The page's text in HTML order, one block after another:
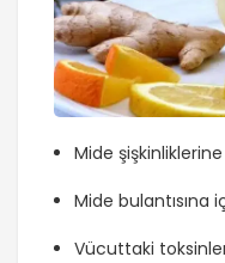
Mide şişkinliklerine
Mide bulantısına
Vücuttaki